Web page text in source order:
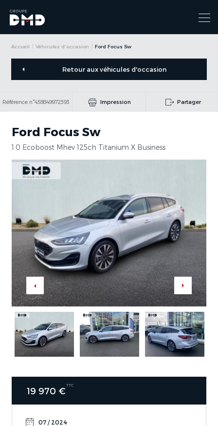
Accueil Véhicules d'occasion Ford Focus Sw
Retour aux véhicules d'occasion
Référence n°438849972393 Impression Partager
Ford Focus Sw
1.0 Ecoboost Mhev 125ch Titanium X Business
19 970 €
TTC
07 / 2024